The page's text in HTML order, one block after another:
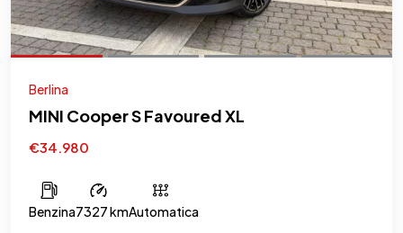
Berlina
MINI Cooper S Favoured XL
€34.980
Benzina7327 kmAutomatica